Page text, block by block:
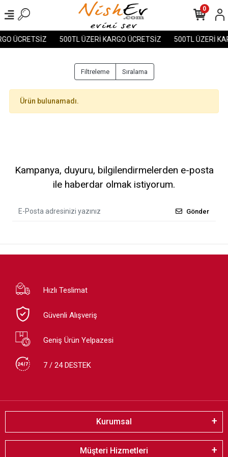
ÜCRETSİZ 500TL ÜZERİ KARGO ÜCRETSİZ 500TL ÜZERİ
0
Filtreleme Sıralama
Ürün bulunamadı.
Kampanya, duyuru, bilgilendirmelerden e-posta
ile haberdar olmak istiyorum.
Gönder
Hızlı Teslimat
Güvenli Alışveriş
Geniş Ürün Yelpazesi
7 / 24 DESTEK
Kurumsal
Müşteri Hizmetleri